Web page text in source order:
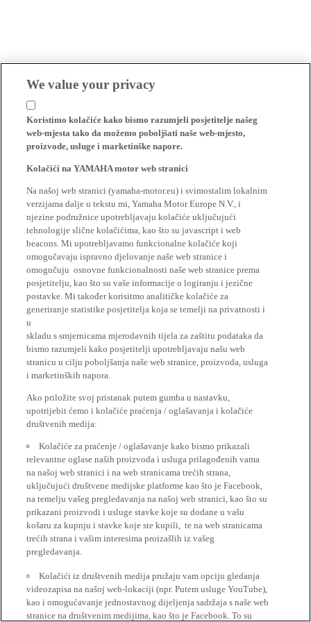
We value your privacy
Koristimo kolačiće kako bismo razumjeli posjetitelje našeg
web-mjesta tako da možemo poboljšati naše web-mjesto,
proizvode, usluge i marketinške napore.
Kolačići na YAMAHA motor web stranici
Na našoj web stranici (yamaha-motor.eu) i svimostalim lokalnim
verzijama dalje u tekstu mi, Yamaha Motor Europe N.V., i
njezine podružnice upotrebljavaju kolačiće uključujući
tehnologije slične kolačićima, kao što su javascript i web
beacons. Mi upotrebljavamo funkcionalne kolačiće koji
omogučavaju ispravno djelovanje naše web stranice i
omogučuju osnovne funkcionalnosti naše web stranice prema
posjetitelju, kao što su vaše informacije o logiranju i jezične
postavke. Mi također korisitmo analitičke kolačiće za
generiranje statistike posjetitelja koja se temelji na privatnosti i
u
skladu s smjernicama mjerodavnih tijela za zaštitu podataka da
bismo razumjeli kako posjetitelji upotrebljavaju našu web
stranicu u cilju poboljšanja naše web stranice, proizvoda, usluga
i marketinških napora.
Ako priložite svoj pristanak putem gumba u nastavku,
upotrijebit ćemo i kolačiće praćenja / oglašavanja i kolačiće
društvenih medija:
Kolačiće za praćenje / oglašavanje kako bismo prikazali
relevantne oglase naših proizvoda i usluga prilagođenih vama
na našoj web stranici i na web stranicama trećih strana,
uključujući društvene medijske platforme kao što je Facebook,
na temelju vašeg pregledavanja na našoj web stranici, kao što su
prikazani proizvodi i usluge stavke koje su dodane u vašu
košaru za kupnju i stavke koje ste kupili, te na web stranicama
trećih strana i vašim interesima proizašlih iz vašeg
pregledavanja.
Kolačići iz društvenih medija pružaju vam opciju gledanja
videozapisa na našoj web-lokaciji (npr. Putem usluge YouTube),
kao i omogućavanje jednostavnog dijeljenja sadržaja s naše web
stranice na društvenim medijima, kao što je Facebook. To su